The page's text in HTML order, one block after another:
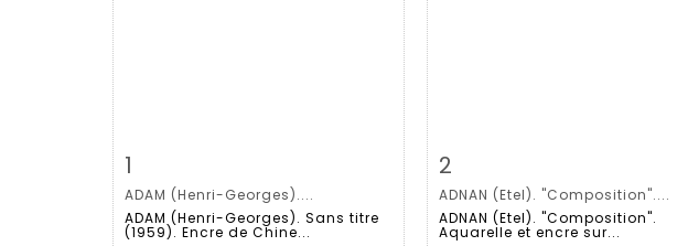
1
ADAM (Henri-Georges)....
ADAM (Henri-Georges). Sans titre
(1959). Encre de Chine...
Fiche détaillée
2
ADNAN (Etel). "Composition"....
ADNAN (Etel). "Composition".
Aquarelle et encre sur...